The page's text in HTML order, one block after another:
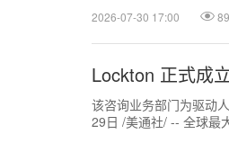
2026-07-30 17:00
Lockton 正式成
该咨询业务部门为驱动
29日 /美通社/ -- 全球最